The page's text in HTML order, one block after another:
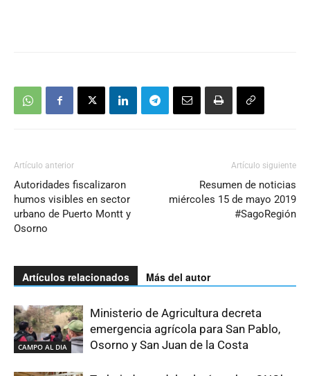
Artículo anterior
Autoridades fiscalizaron
humos visibles en sector
urbano de Puerto Montt y
Osorno
Artículo siguiente
Resumen de noticias
miércoles 15 de mayo 2019
#SagoRegión
Artículos relacionados Más del autor
CAMPO AL DIA
Ministerio de Agricultura decreta
emergencia agrícola para San Pablo,
Osorno y San Juan de la Costa